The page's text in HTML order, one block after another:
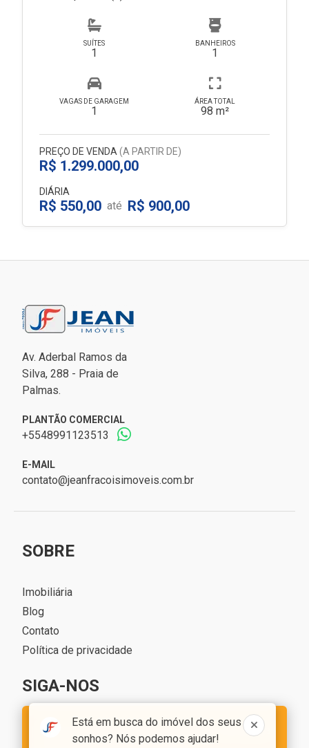
SUÍTES
1
BANHEIROS
1
VAGAS DE GARAGEM
1
ÁREA TOTAL
98 m²
PREÇO DE VENDA (A PARTIR DE)
R$ 1.299.000,00
DIÁRIA
R$ 550,00 até R$ 900,00
Av. Aderbal Ramos da
Silva, 288 - Praia de
Palmas.
PLANTÃO COMERCIAL
+5548991123513
E-MAIL
contato@jeanfracoisimoveis.com.br
SOBRE
Imobiliária
Blog
Contato
Política de privacidade
SIGA-NOS
Está em busca do imóvel dos seus
sonhos? Nós podemos ajudar!
Este site utiliza cookies, ao navegar você aceita